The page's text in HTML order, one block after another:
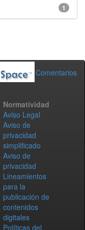
1
Comentarios
Normatividad
Aviso Legal
Aviso de
privacidad
simplificado
Aviso de
privacidad
Lineamientos
para la
publicación de
contenidos
digitales
Políticas del